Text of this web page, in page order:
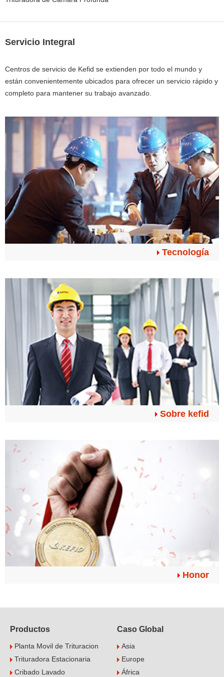
Servicio Integral
Centros de servicio de Kefid se extienden por todo el mundo y
están convenientemente ubicados para ofrecer un servicio rápido y
completo para mantener su trabajo avanzado.
Tecnología
Sobre kefid
Honor
Productos
Planta Movil de Trituracion
Trituradora Estacionaria
Cribado Lavado
Caso Global
Asia
Europe
África